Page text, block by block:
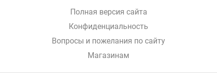
Полная версия сайта
Конфиденциальность
Вопросы и пожелания по сайту
Магазинам